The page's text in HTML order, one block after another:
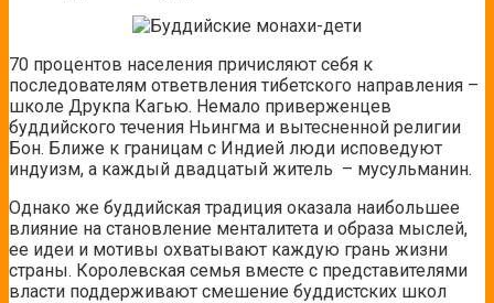
70 процентов населения причисляют себя к
последователям ответвления тибетского направления –
школе Друкпа Кагью. Немало приверженцев
буддийского течения Ньингма и вытесненной религии
Бон. Ближе к границам с Индией люди исповедуют
индуизм, а каждый двадцатый житель – мусульманин.
Однако же буддийская традиция оказала наибольшее
влияние на становление менталитета и образа мыслей,
ее идеи и мотивы охватывают каждую грань жизни
страны. Королевская семья вместе с представителями
власти поддерживают смешение буддистских школ